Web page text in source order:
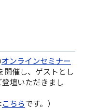
オンラインセミナー
開催し、ゲストとし
壇いただきまし
こちらです。）